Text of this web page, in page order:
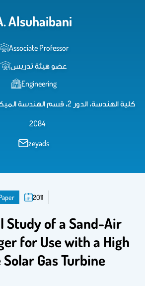
Alsuhaibani
Associate Professor
عضو هيئة تدريس
Engineering
كلية الهندسة، الدور 2، قسم
2C84
zeyads
2011
Study of a Sand-Air
for Use with a High
Gas Turbine